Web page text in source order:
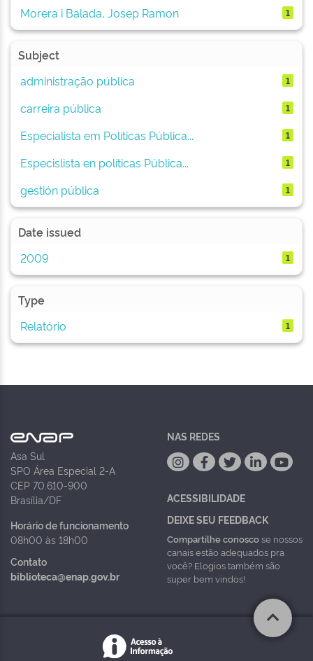
Morera i Balada, Josep Ramon
1
Subject
administração pública
1
carreira pública 1
Especialista em Políticas Pública... 1
Especislista en políticas Pública... 1
gestión pública 1
Date issued
2009
1
Type
Relatório
1
Asa Sul
SPO Área Especial 2-A
CEP 70.610-900
Brasília/DF
Horário de funcionamento
08h00 às 18h00
Contato
biblioteca@enap.gov.br
NAS REDES
ACESSIBILIDADE
DEIXE SEU FEEDBACK
Compartilhe conoscose nossos
canais estão adequados pra
você? Elogios também são
super bem vindos!